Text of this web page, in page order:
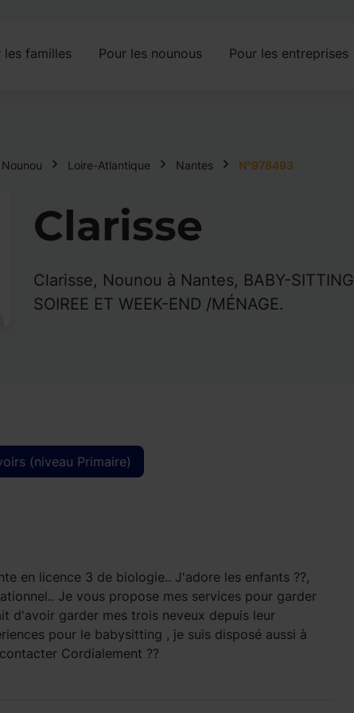
les familles Pour les nounous Pour les entreprises
Nounou Loire-Atlantique Nantes N°978493
Clarisse
Clarisse, Nounou à Nantes, BABY-SITTING
SOIREE ET WEEK-END /MÉNAGE.
(niveau Primaire)
en licence 3 de biologie.. J'adore les enfants ??,
Je vous propose mes services pour garder
d'avoir garder mes trois neveux depuis leur
pour le babysitting , je suis disposé aussi à
Cordialement ??